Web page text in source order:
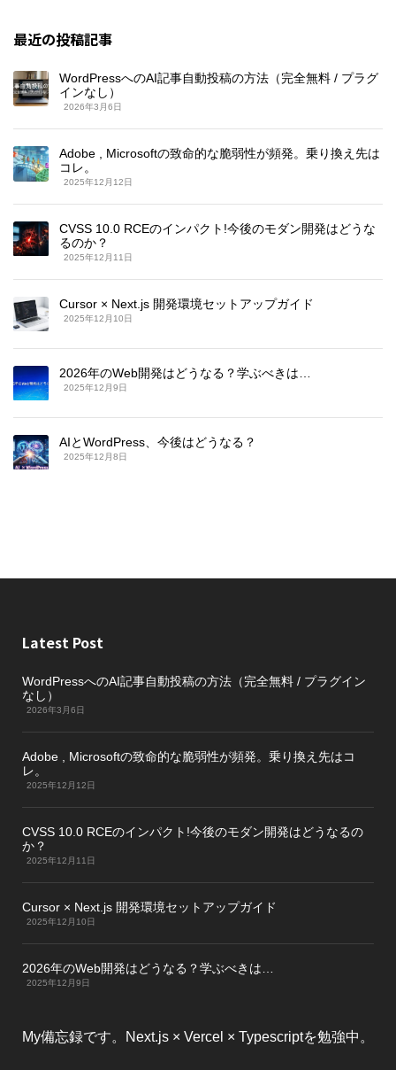
最近の投稿記事
WordPressへのAI記事自動投稿の方法（完全無料 / プラグ
インなし）
2026年3月6日
Adobe , Microsoftの致命的な脆弱性が頻発。乗り換え先は
コレ。
2025年12月12日
CVSS 10.0 RCEのインパクト!今後のモダン開発はどうな
るのか？
2025年12月11日
Cursor × Next.js 開発環境セットアップガイド
2025年12月10日
2026年のWeb開発はどうなる？学ぶべきは…
2025年12月9日
AIとWordPress、今後はどうなる？
2025年12月8日
Latest Post
WordPressへのAI記事自動投稿の方法（完全無料 / プラグイン
なし）
2026年3月6日
Adobe , Microsoftの致命的な脆弱性が頻発。乗り換え先はコ
レ。
2025年12月12日
CVSS 10.0 RCEのインパクト!今後のモダン開発はどうなるの
か？
2025年12月11日
Cursor × Next.js 開発環境セットアップガイド
2025年12月10日
2026年のWeb開発はどうなる？学ぶべきは…
2025年12月9日
My備忘録です。Next.js × Vercel × Typescriptを勉強中。